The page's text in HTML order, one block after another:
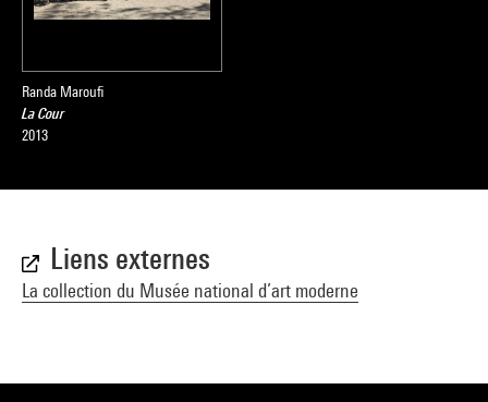
Randa Maroufi
La Cour
2013
Liens externes
La collection du Musée national d’art moderne